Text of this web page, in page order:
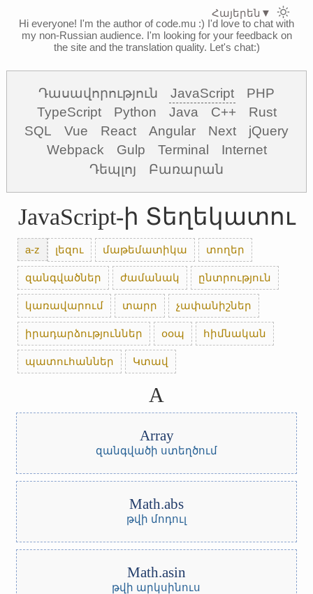
Hi everyone! I'm the author of code.mu :) I'd love to chat with
my non-Russian audience. I'm looking for your feedback on
the site and the translation quality. Let's chat:)
Դասավորություն JavaScript
PHP
TypeScript
Python Java C++
Rust
SQL
Vue React Angular Next
jQuery
Webpack
Gulp Terminal
Internet
Դեպլոյ
Բառարան
JavaScript-ի Տեղեկատու
a-z լեզու մաթեմատիկա տողեր
զանգվածներ ժամանակ ընտրություն
կառավարում տարր չափանիշներ
իրադարձություններ օօպ հիմնական
պատուհաններ Կտավ
A
Array
զանգվածի ստեղծում
Math.abs
թվի մոդուլ
Math.asin
թվի արկսինուս
Հայերեն ▼